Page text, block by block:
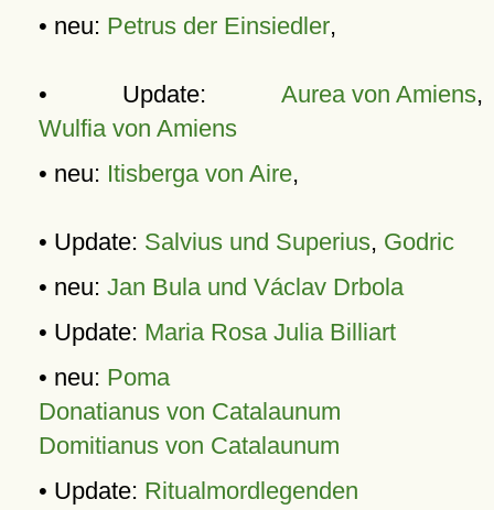
• neu: Petrus der Einsiedler,
• Update: Aurea von Amiens,
Wulfia von Amiens
• neu: Itisberga von Aire,
• Update: Salvius und Superius, Godric
• neu: Jan Bula und Václav Drbola
• Update: Maria Rosa Julia Billiart
• neu: Poma
Donatianus von Catalaunum
Domitianus von Catalaunum
• Update: Ritualmordlegenden